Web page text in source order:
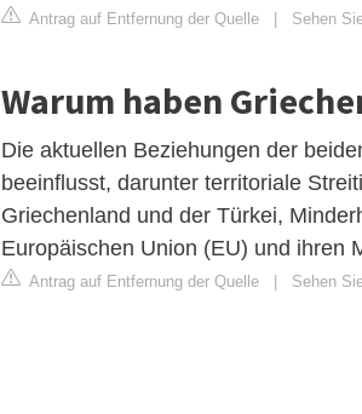
Antrag auf Entfernung der Quelle Sehen
Warum haben
Die aktuellen Beziehungen der
beeinflusst, darunter territoriale
Griechenland und der Türkei,
Europäischen Union (EU) und ihren
Antrag auf Entfernung der Quelle Sehen